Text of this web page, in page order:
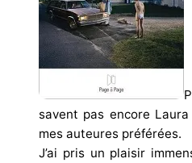
savent pas encore
mes auteures préférées.
J’ai pris un plaisir